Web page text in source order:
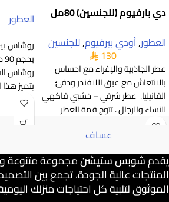
دي بارفيوم (للجنسين) 80مل
العطور,أودي بيرفيوم,للجنسين
130
عطر الجاذبية والإغراء مع احساس
بالانتعاش مع عبق اللافندر ودفئ
الفانيليا. عطر شرقي – خشبي فاكهي
للنساء والرجال . تتوج قمة العطر
العطور
روشاس
روشاس
يتميز
عساف
يقدمشوبس ستيشنمجموعة متنوعة
المنتجات عالية الجودة، تجمع بين
الموثوق لتلبية كل احتياجات منزلك